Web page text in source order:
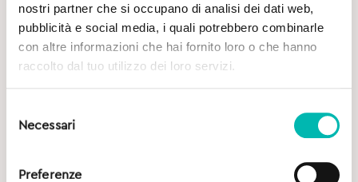
nostri partner che si occupano di analisi dei dati web,
pubblicità e social media, i quali potrebbero combinarle
con altre informazioni che hai fornito loro o che hanno
raccolto dal tuo utilizzo dei loro servizi.
delNecessari
Preferenze
Potrebbe Interessarti